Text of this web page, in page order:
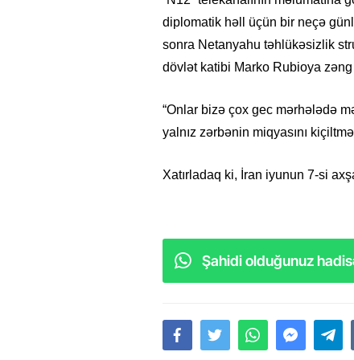
diplomatik həll üçün bir neçə
sonra Netanyahu təhlükəsizlik
dövlət katibi Marko Rubioya
“Onlar bizə çox gec mərhələdə
yalnız zərbənin miqyasını
Xatırladaq ki, İran iyunun 7-si
Şahidi olduğunuz